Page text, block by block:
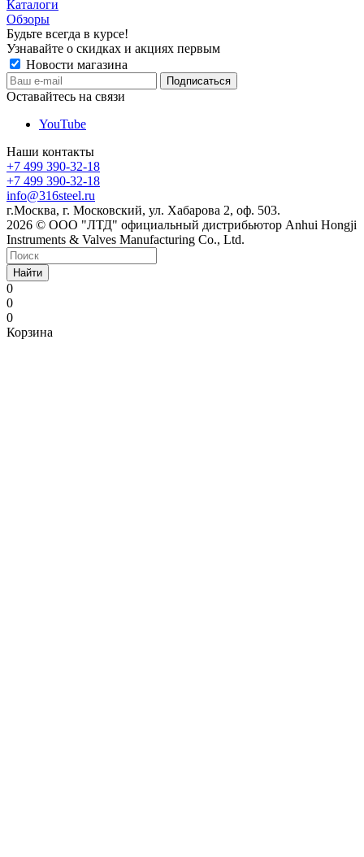
Каталоги
Обзоры
Будьте всегда в курсе!
Узнавайте о скидках и акциях первым
Новости магазина
Оставайтесь на связи
YouTube
Наши контакты
+7 499 390-32-18
+7 499 390-32-18
info@316steel.ru
г.Москва, г. Московский, ул. Хабарова 2, оф. 503.
2026 © ООО "ЛТД" официальный дистрибьютор Anhui Hongji
Instruments & Valves Manufacturing Co., Ltd.
Найти
0
0
0
Корзина